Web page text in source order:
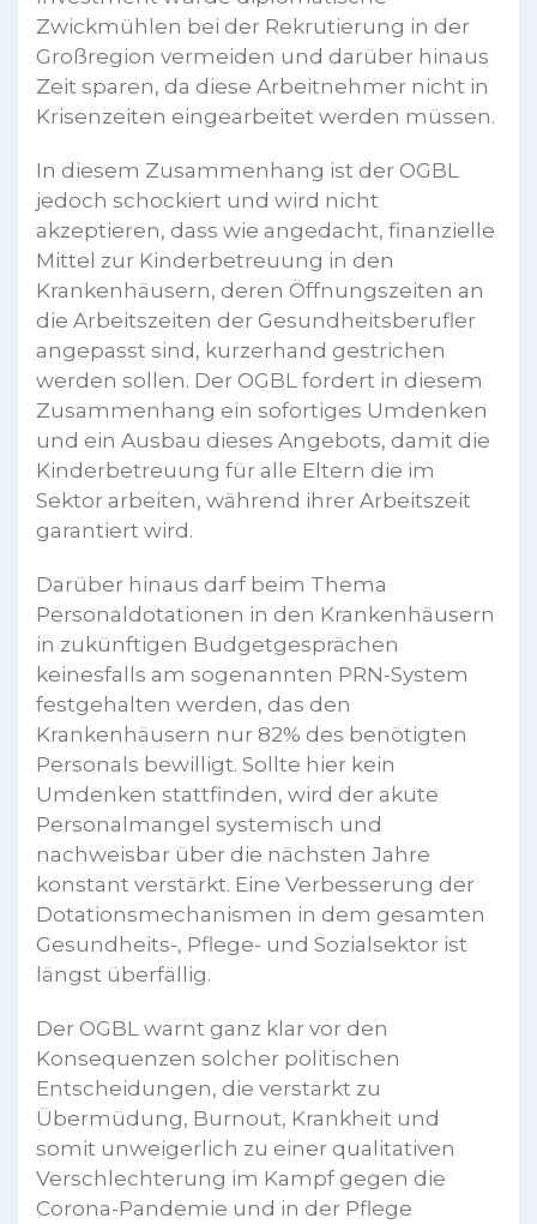
Zwickmühlen bei der Rekrutierung in der
Großregion vermeiden und darüber hinaus
Zeit sparen, da diese Arbeitnehmer nicht in
Krisenzeiten eingearbeitet werden müssen.
In diesem Zusammenhang ist der OGBL
jedoch schockiert und wird nicht
akzeptieren, dass wie angedacht, finanzielle
Mittel zur Kinderbetreuung in den
Krankenhäusern, deren Öffnungszeiten an
die Arbeitszeiten der Gesundheitsberufler
angepasst sind, kurzerhand gestrichen
werden sollen. Der OGBL fordert in diesem
Zusammenhang ein sofortiges Umdenken
und ein Ausbau dieses Angebots, damit die
Kinderbetreuung für alle Eltern die im
Sektor arbeiten, während ihrer Arbeitszeit
garantiert wird.
Darüber hinaus darf beim Thema
Personaldotationen in den Krankenhäusern
in zukünftigen Budgetgesprächen
keinesfalls am sogenannten PRN-System
festgehalten werden, das den
Krankenhäusern nur 82% des benötigten
Personals bewilligt. Sollte hier kein
Umdenken stattfinden, wird der akute
Personalmangel systemisch und
nachweisbar über die nächsten Jahre
konstant verstärkt. Eine Verbesserung der
Dotationsmechanismen in dem gesamten
Gesundheits-, Pflege- und Sozialsektor ist
längst überfällig.
Der OGBL warnt ganz klar vor den
Konsequenzen solcher politischen
Entscheidungen, die verstärkt zu
Übermüdung, Burnout, Krankheit und
somit unweigerlich zu einer qualitativen
Verschlechterung im Kampf gegen die
Corona-Pandemie und in der Pflege